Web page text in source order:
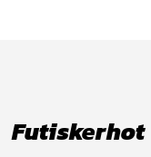
Futiskerhot